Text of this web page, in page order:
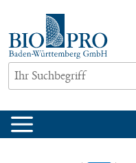
springen